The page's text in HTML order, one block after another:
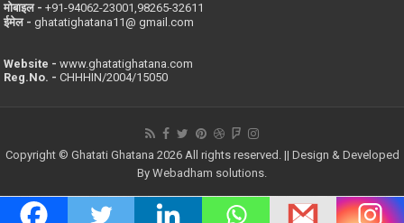
मोबाइल - ‪+91-94062-23001‬,98265-32611
ईमेल -ghatatighatana11@ gmail.com
Website -www.ghatatighatana.com
Reg.No. -CHHHIN/2004/15050
Copyright © Ghatati Ghatana 2026 All rights reserved. || Design & Developed
By Webadham solutions.